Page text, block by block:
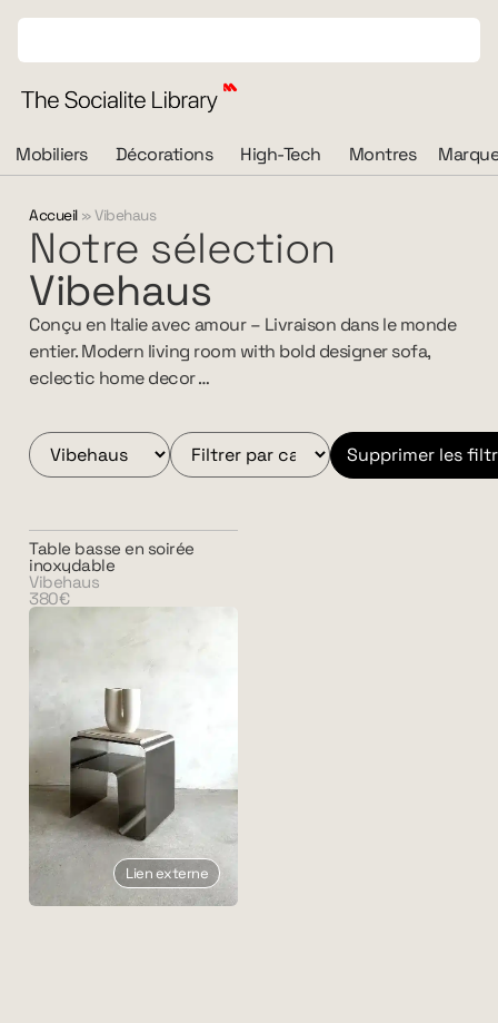
Mobiliers Décorations High-Tech Montres
Accueil»Vibehaus
Notre sélection
Vibehaus
Conçu en Italie avec amour – Livraison dans le monde
entier. Modern living room with bold designer sofa,
eclectic home decor …
Supprimer les
Table basse en soirée
inoxydable
Vibehaus
380€
Lien externe